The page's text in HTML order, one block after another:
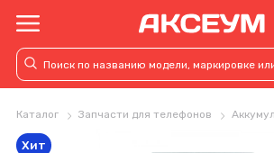
Каталог Запчасти для телефонов
Хит